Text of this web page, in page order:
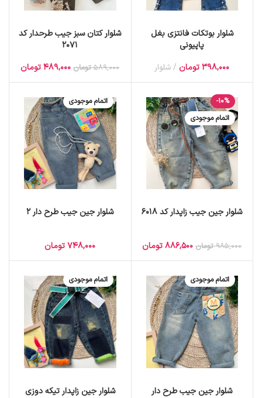
شلوار بوتکات فانتزی بغل
پاپیونی
398,000 تومان شلوار
شلوار کتان سبز جیب طرحدار کد
2071
589,000 تومان 489,000 تومان
-10%
اتمام موجودی
شلوار جین جیب زاپدار کد 6018
985,000 تومان 886,500 تومان
اتمام موجودی
شلوار جین جیب طرح دار 2
748,000 تومان
اتمام موجودی
شلوار جین جیب طرح دار
اتمام موجودی
شلوار جین زاپدار تیکه دوزی